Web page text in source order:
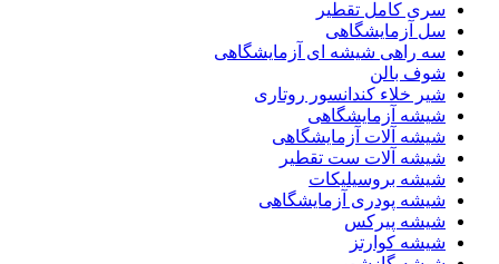
سری کامل تقطیر
سل آزمایشگاهی
سه راهی شیشه ای آزمایشگاهی
شوف بالن
شیر خلاء کندانسور روتاری
شیشه آزمایشگاهی
شیشه آلات آزمایشگاهی
شیشه آلات ست تقطیر
شیشه بروسیلیکات
شیشه پودری آزمایشگاهی
شیشه پیرکس
شیشه کوارتز